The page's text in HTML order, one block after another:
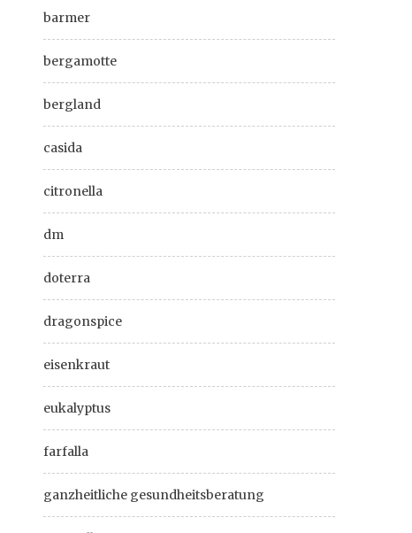
barmer
bergamotte
bergland
casida
citronella
dm
doterra
dragonspice
eisenkraut
eukalyptus
farfalla
ganzheitliche gesundheitsberatung